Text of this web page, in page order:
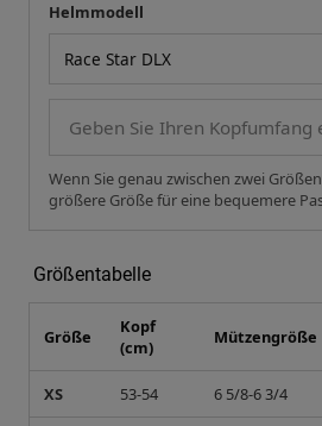
Ihre Messung
Helmmodell
Wenn Sie genau zwischen zwei
größere Größe für eine bequemere
Größentabelle
Größe
Kopf
(cm)
Mützengröße
XS 53-54 6 5/8-6 3/4